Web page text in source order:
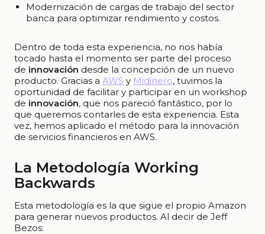
Modernización de cargas de trabajo del sector
banca para optimizar rendimiento y costos.
Dentro de toda esta experiencia, no nos había
tocado hasta el momento ser parte del proceso
de innovación desde la concepción de un nuevo
producto. Gracias aAWS y Midinero, tuvimos la
oportunidad de facilitar y participar en un workshop
de innovación, que nos pareció fantástico, por lo
que queremos contarles de esta experiencia. Esta
vez, hemos aplicado el método para la innovación
de servicios financieros en AWS.
La Metodología Working
Backwards
Esta metodología es la que sigue el propio Amazon
para generar nuevos productos. Al decir de Jeff
Bezos: